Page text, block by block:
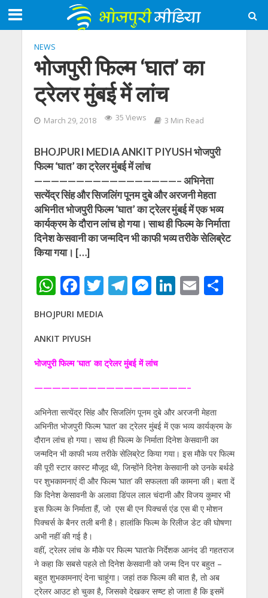
NEWS
भोजपुरी फिल्‍म ‘घात’ का
ट्रेलर मुंबई में लांच
March 29, 2018 35 Views 3 Min Read
BHOJPURI MEDIA ANKIT PIYUSH भोजपुरी
फिल्‍म ‘घात’ का ट्रेलर मुंबई में लांच
—————————————————– अभिनेता
सत्‍येंद्र सिंह और सिजलिंग पूनम दुबे और अरजनी मेहता
अभिनीत भोजपुरी फिल्‍म ‘घात’ का ट्रेलर मुंबई में एक भव्‍य
कार्यक्रम के दौरान लांच हो गया। साथ ही फिल्‍म के निर्माता
दिनेश केसवानी का जन्‍मदिन भी काफी भव्‍य तरीके सेलिब्रेट
किया गया। […]
W
h
at
s
A
p
F
ac
e
b
o
o
T
itt
T
a
m
M
n
g
Li
n
E S
BHOJPURI MEDIA
ANKIT PIYUSH
भोजपुरी फिल्‍म ‘घात’ का ट्रेलर मुंबई में लांच
—————————————————–
अभिनेता सत्‍येंद्र सिंह और सिजलिंग पूनम दुबे और अरजनी मेहता
अभिनीत भोजपुरी फिल्‍म ‘घात’ का ट्रेलर मुंबई में एक भव्‍य कार्यक्रम के
दौरान लांच हो गया। साथ ही फिल्‍म के निर्माता दिनेश केसवानी का
जन्‍मदिन भी काफी भव्‍य तरीके सेलिब्रेट किया गया। इस मौके पर फिल्‍म
की पूरी स्‍टार कास्‍ट मौजूद थी, जिन्‍होंने दिनेश केसवानी को उनके बर्थडे
पर शुभकामनाएं दी और फिल्‍म ‘घात’ की सफलता की कामना की। बता दें
कि दिनेश केसावनी के अलावा डिंपल लाल चंदानी और विजय कुमार भी
इस फिल्‍म के निर्माता हैं, जो एस बी एन पिक्‍चर्स एंड एस बी ए मोशन
पिक्‍चर्स के बैनर तली बनी है। हालांकि फिल्‍म के रिलीज डेट की घोषणा
अभी नहीं की गई है।
वहीं, ट्रेलर लांच के मौके पर फिल्‍म ‘घात’के निर्देशक आनंद डी गहतराज
ने कहा कि सबसे पहले तो दिनेश केसवानी को जन्‍म दिन पर बहुत –
बहुत शुभकामनाएं देना चाहूंगा। जहां तक फिल्‍म की बात है, तो अब
ट्रेलर आउट हो चुका है, जिसको देखकर सप्‍ष्‍ट हो जाता है कि इसमें